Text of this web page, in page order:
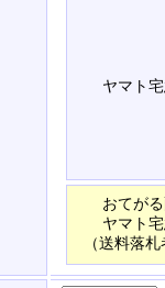
ヤマト
おてが
ヤマト
（送料落